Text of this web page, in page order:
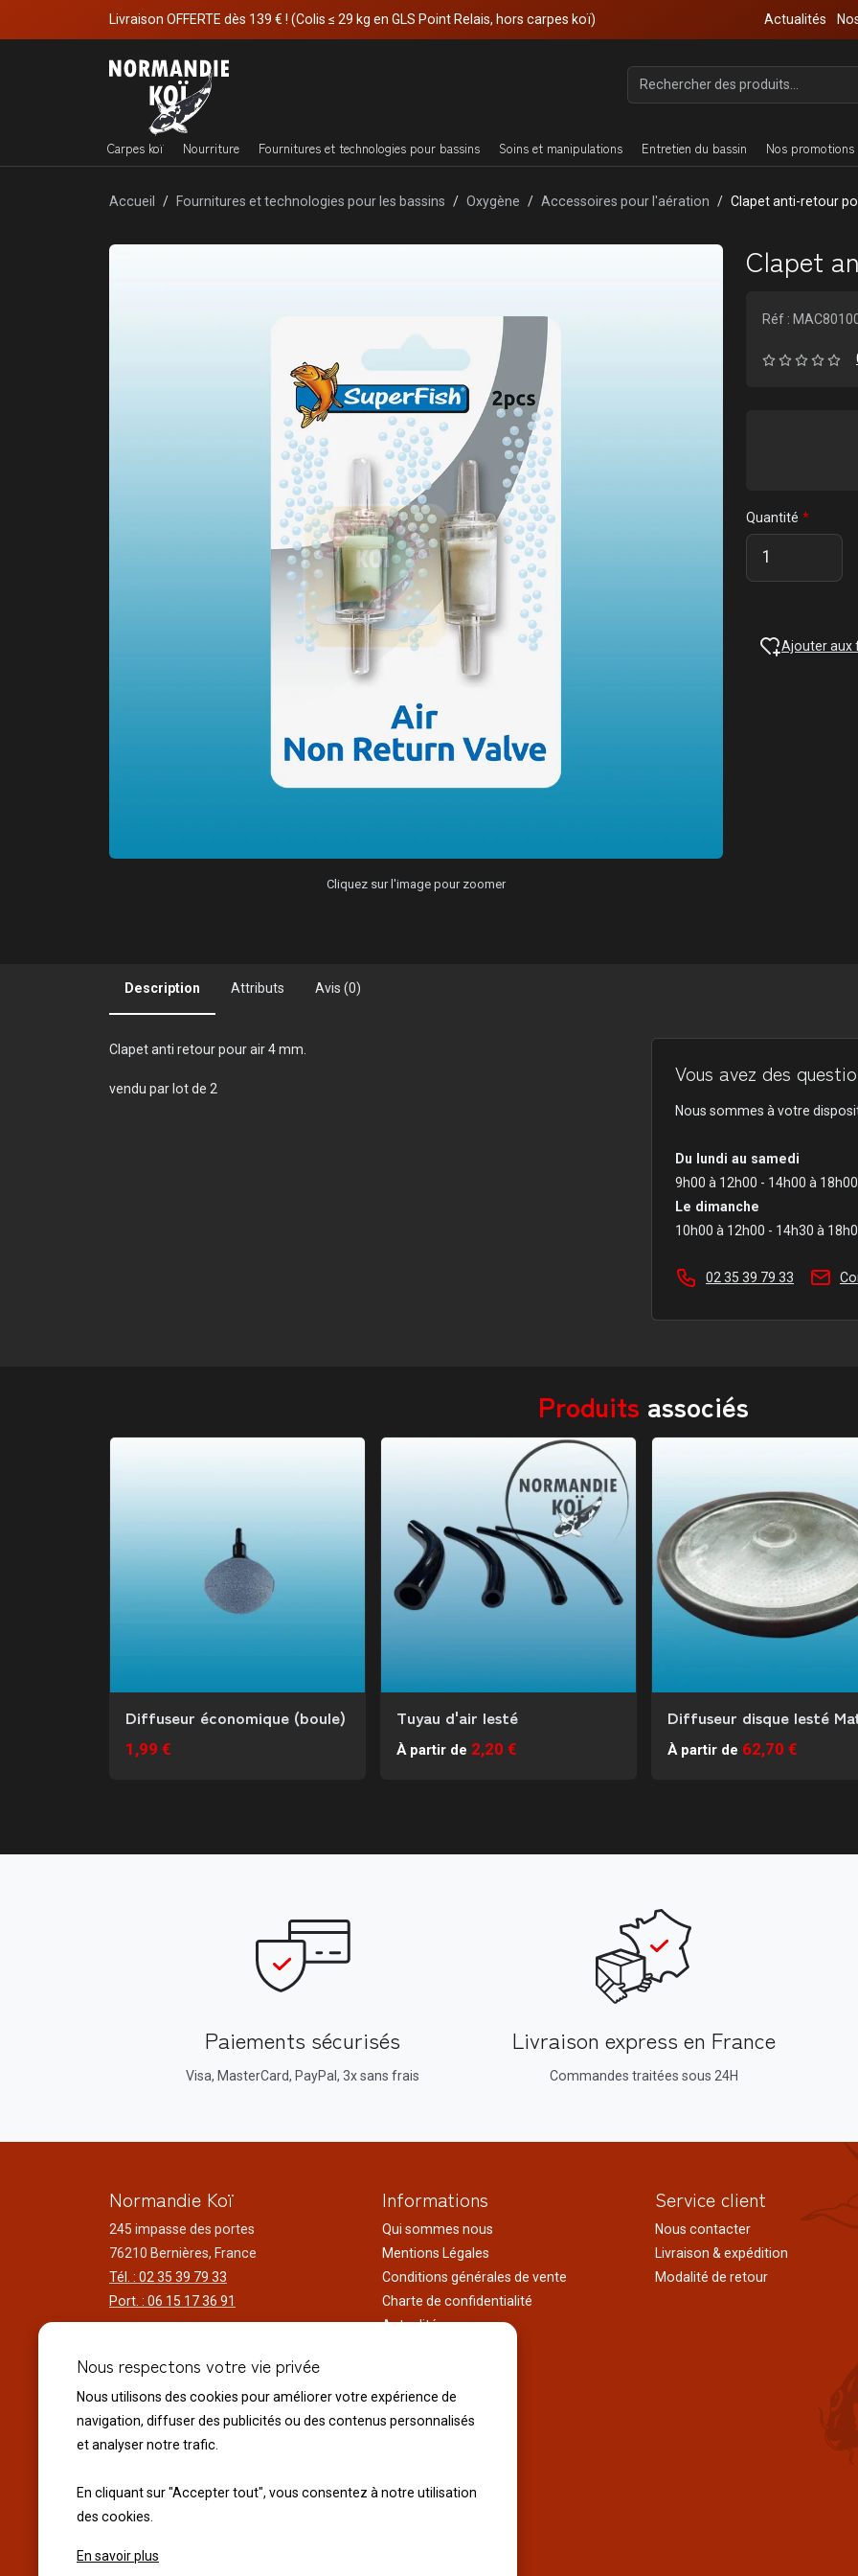
Livraison OFFERTE dès 139 € ! (Colis ≤ 29 kg en GLS Point Relais, hors carpes koï) Actualités
Carpes koï Nourriture Fournitures et technologies pour bassins Soins et manipulations Entretien du bassin Nos promotions
Accueil Fournitures et technologies pour les bassins Oxygène Accessoires pour l'aération Clapet anti-retour
Cliquez sur l'image pour zoomer
Clapet
Réf :
Quantité
Ajouter aux
Description Attributs Avis (0)
Clapet anti retour pour air 4 mm.
vendu par lot de 2
Vous avez des
Nous sommes à votre
Du lundi au samedi
9h00 à 12h00 - 14h00 à 18h00
Le dimanche
10h00 à 12h00 - 14h30 à
02 35 39 79 33
Produits associés
Diffuseur économique (boule)
1,99 €
Tuyau d'air lesté
À partir de 2,20 €
Diffuseur disque lesté
À partir de 62,70 €
Paiements sécurisés
Visa, MasterCard, PayPal, 3x sans frais
Livraison express en France
Commandes traitées sous 24H
Normandie Koï
245 impasse des portes
76210 Bernières, France
Tél. : 02 35 39 79 33
Port. : 06 15 17 36 91
Du lundi au samedi
9h00 à 12h00 - 14h00 à 18h30
Le dimanche
10h00 à 12h00 - 14h30 à 18h30
Le 14 juillet Fête Nationale
Le 15 Août Assomption
Informations
Qui sommes nous
Mentions Légales
Conditions générales de vente
Charte de confidentialité
Actualités
Liens utiles
Service client
Nous contacter
Livraison & expédition
Modalité de retour
Nous respectons votre vie privée
Nous utilisons des cookies pour améliorer votre expérience de
navigation, diffuser des publicités ou des contenus personnalisés
et analyser notre trafic.
En cliquant sur "Accepter tout", vous consentez à notre utilisation
des cookies.
En savoir plus